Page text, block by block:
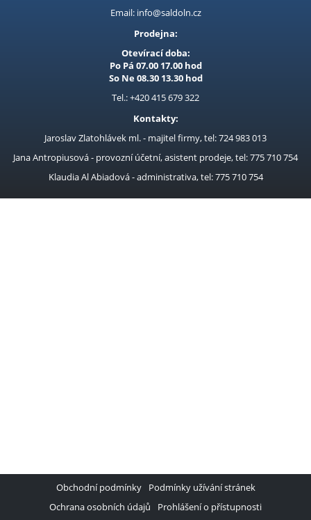
Horkovzdušné pistole
Hydraulické zvedáky
Kombi. svářečky CO2, Tig
Kompresory Auto
Kotouče pilové SK dřevo
Křovinořezy
Ostřičky
Pásové brusky
Email: info@saldoln.cz
Prodejna:
Otevírací doba:
Po Pá 07.00 17.00 hod
So Ne 08.30 13.30 hod
Tel.: +420 415 679 322
Kontakty:
Jaroslav Zlatohlávek ml. - majitel firmy, tel: 724 983 013
Jana Antropiusová - provozní účetní, asistent prodeje, tel: 775 710 754
Klaudia Al Abiadová - administrativa, tel: 775 710 754
Obchodní podmínky
Podmínky užívání stránek
Ochrana osobních údajů
Prohlášení o přístupnosti